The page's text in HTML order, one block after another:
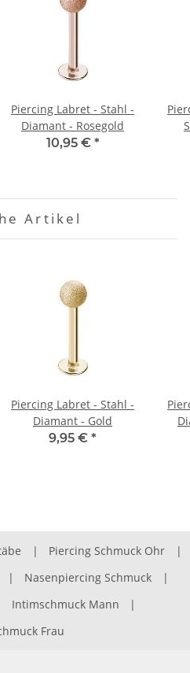
Piercing Labret - Stahl -
Diamant - Rosegold
10,95 € *
Artikel
Piercing Labret - Stahl -
Diamant - Gold
9,95 € *
| Piercing Schmuck Ohr
|
| Nasenpiercing Schmuck
|
Intimschmuck Mann
|
Frau